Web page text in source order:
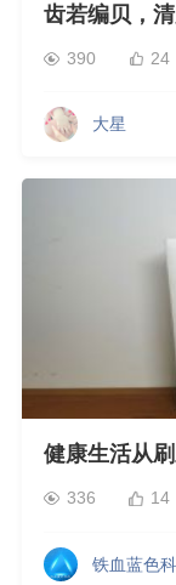
齿若编贝，
390 24
大星
健康生活从
336 14
铁血蓝色